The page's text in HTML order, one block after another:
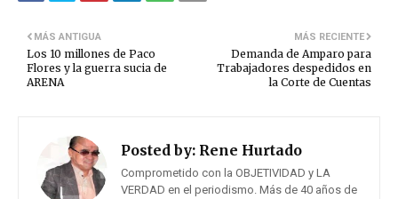
MÁS RECIENTE
Demanda de Amparo para
Trabajadores despedidos en
la Corte de Cuentas
MÁS ANTIGUA
Los 10 millones de Paco
Flores y la guerra sucia de
ARENA
Posted by: Rene Hurtado
Comprometido con la OBJETIVIDAD y LA
VERDAD en el periodismo. Más de 40 años de